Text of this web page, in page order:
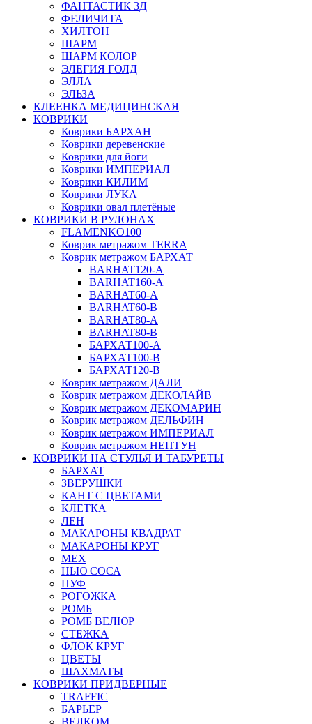
ФАНТАСТИК 3Д
ФЕЛИЧИТА
ХИЛТОН
ШАРМ
ШАРМ КОЛОР
ЭЛЕГИЯ ГОЛД
ЭЛЛА
ЭЛЬЗА
КЛЕЕНКА МЕДИЦИНСКАЯ
КОВРИКИ
Коврики БАРХАН
Коврики деревенские
Коврики для йоги
Коврики ИМПЕРИАЛ
Коврики КИЛИМ
Коврики ЛУКА
Коврики овал плетёные
КОВРИКИ В РУЛОНАХ
FLAMENKO100
Коврик метражом TERRA
Коврик метражом БАРХАТ
BARHAT120-A
BARHAT160-A
BARHAT60-A
BARHAT60-B
BARHAT80-A
BARHAT80-B
БАРХАТ100-A
БАРХАТ100-B
БАРХАТ120-B
Коврик метражом ДАЛИ
Коврик метражом ДЕКОЛАЙВ
Коврик метражом ДЕКОМАРИН
Коврик метражом ДЕЛЬФИН
Коврик метражом ИМПЕРИАЛ
Коврик метражом НЕПТУН
КОВРИКИ НА СТУЛЬЯ И ТАБУРЕТЫ
БАРХАТ
ЗВЕРУШКИ
КАНТ С ЦВЕТАМИ
КЛЕТКА
ЛЕН
МАКАРОНЫ КВАДРАТ
МАКАРОНЫ КРУГ
МЕХ
НЬЮ СОСА
ПУФ
РОГОЖКА
РОМБ
РОМБ ВЕЛЮР
СТЕЖКА
ФЛОК КРУГ
ЦВЕТЫ
ШАХМАТЫ
КОВРИКИ ПРИДВЕРНЫЕ
TRAFFIC
БАРЬЕР